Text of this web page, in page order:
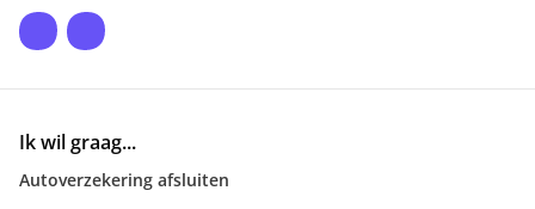
Ik wil graag...
Autoverzekering afsluiten